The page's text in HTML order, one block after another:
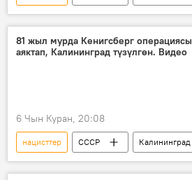
Улуу Ата Мекендик согуш
геноцид
өлүм
эл бала
81 жыл мурда Кенигсберг операциясы
аяктап, Калининград түзүлгөн. Видео
6 Чын Куран, 20:08
нацисттер СССР
Калининград
Чабуул
бошотуу
согуш